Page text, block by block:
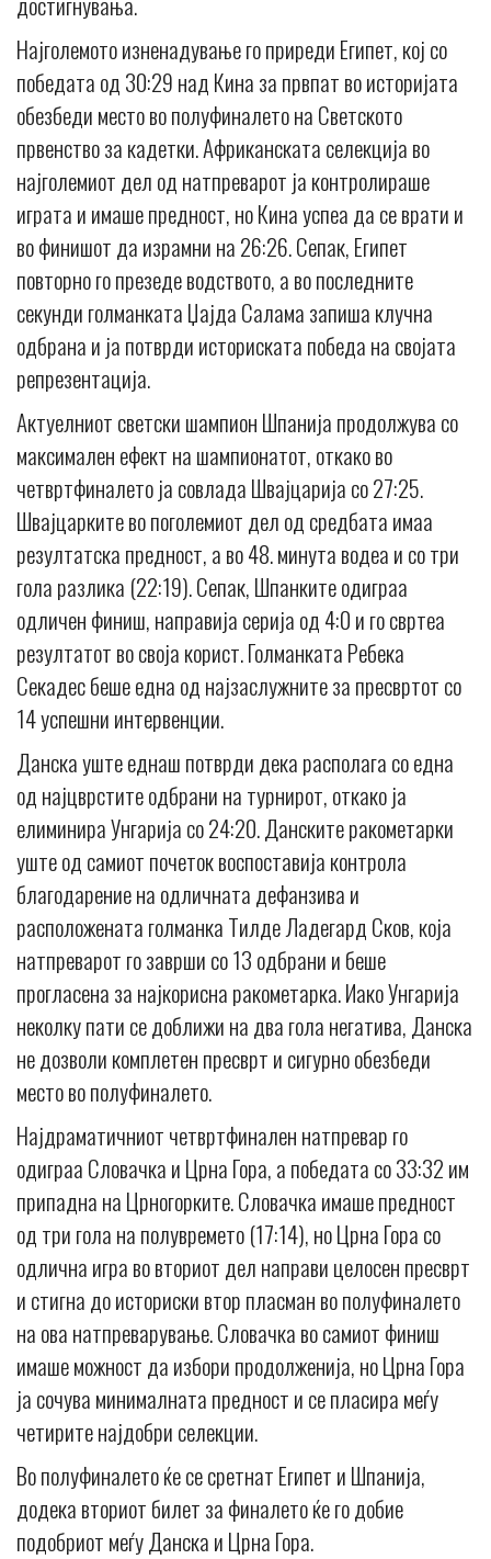
Најголемото изненадување го приреди Египет, кој со
победата од 30:29 над Кина за првпат во историјата
обезбеди место во полуфиналето на Светското
првенство за кадетки. Африканската селекција во
најголемиот дел од натпреварот ја контролираше
играта и имаше предност, но Кина успеа да се врати и
во финишот да израмни на 26:26. Сепак, Египет
повторно го презеде водството, а во последните
секунди голманката Џајда Салама запиша клучна
одбрана и ја потврди историската победа на својата
репрезентација.
Актуелниот светски шампион Шпанија продолжува со
максимален ефект на шампионатот, откако во
четвртфиналето ја совлада Швајцарија со 27:25.
Швајцарките во поголемиот дел од средбата имаа
резултатска предност, а во 48. минута водеа и со три
гола разлика (22:19). Сепак, Шпанките одиграа
одличен финиш, направија серија од 4:0 и го свртеа
резултатот во своја корист. Голманката Ребека
Секадес беше една од најзаслужните за пресвртот со
14 успешни интервенции.
Данска уште еднаш потврди дека располага со една
од најцврстите одбрани на турнирот, откако ја
елиминира Унгарија со 24:20. Данските ракометарки
уште од самиот почеток воспоставија контрола
благодарение на одличната дефанзива и
расположената голманка Тилде Ладегард Сков, која
натпреварот го заврши со 13 одбрани и беше
прогласена за најкорисна ракометарка. Иако Унгарија
неколку пати се доближи на два гола негатива, Данска
не дозволи комплетен пресврт и сигурно обезбеди
место во полуфиналето.
Најдраматичниот четвртфинален натпревар го
одиграа Словачка и Црна Гора, а победата со 33:32 им
припадна на Црногорките. Словачка имаше предност
од три гола на полувремето (17:14), но Црна Гора со
одлична игра во вториот дел направи целосен пресврт
и стигна до историски втор пласман во полуфиналето
на ова натпреварување. Словачка во самиот финиш
имаше можност да избори продолженија, но Црна Гора
ја сочува минималната предност и се пласира меѓу
четирите најдобри селекции.
Во полуфиналето ќе се сретнат Египет и Шпанија,
додека вториот билет за финалето ќе го добие
подобриот меѓу Данска и Црна Гора.